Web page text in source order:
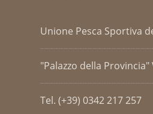
Unione Pesca Sportiva
"Palazzo della
Tel. (+39) 0342 217 257